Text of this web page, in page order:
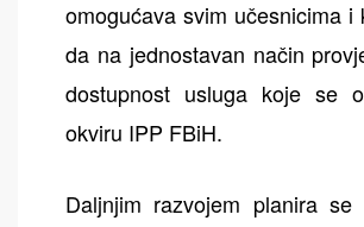
omogućava svim učesnicima i
da na jednostavan način
dostupnost usluga koje se
okviru IPP FBiH.
Daljnjim razvojem planira se